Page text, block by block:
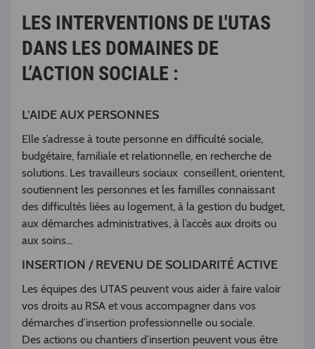
LES INTERVENTIONS DE L'UTAS
DANS LES DOMAINES DE
L’ACTION SOCIALE :
L’AIDE AUX PERSONNES
Elle s’adresse à toute personne en difficulté sociale,
budgétaire, familiale et relationnelle, en recherche de
solutions. Les travailleurs sociaux conseillent, orientent,
soutiennent les personnes et les familles connaissant
des difficultés liées au logement, à la gestion du budget,
aux démarches administratives, à l’accès aux droits ou
aux soins…
INSERTION / REVENU DE SOLIDARITÉ ACTIVE
Les équipes des UTAS peuvent vous aider à faire valoir
vos droits au RSA et vous accompagner dans vos
démarches d’insertion professionnelle ou sociale.
Des actions ou chantiers d’insertion peuvent vous être